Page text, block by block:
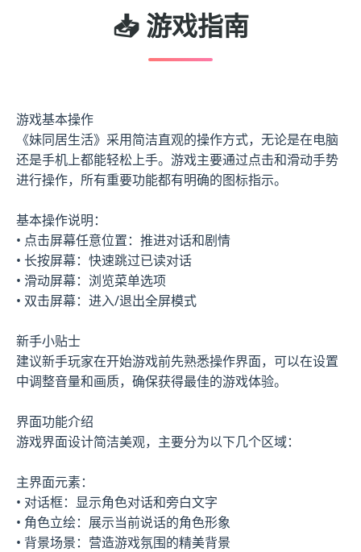
📥 游戏指南
游戏基本操作
《妹同居生活》采用简洁直观的操作方式，无论是在电脑
还是手机上都能轻松上手。游戏主要通过点击和滑动手势
进行操作，所有重要功能都有明确的图标指示。
基本操作说明：
• 点击屏幕任意位置：推进对话和剧情
• 长按屏幕：快速跳过已读对话
• 滑动屏幕：浏览菜单选项
• 双击屏幕：进入/退出全屏模式
新手小贴士
建议新手玩家在开始游戏前先熟悉操作界面，可以在设置
中调整音量和画质，确保获得最佳的游戏体验。
界面功能介绍
游戏界面设计简洁美观，主要分为以下几个区域：
主界面元素：
• 对话框：显示角色对话和旁白文字
• 角色立绘：展示当前说话的角色形象
• 背景场景：营造游戏氛围的精美背景